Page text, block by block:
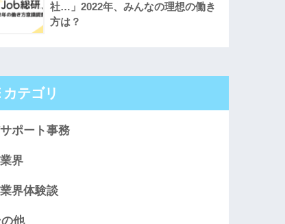
社…」2022年、みんなの理想の働き
方は？
カテゴリ
ポート事務
界
界体験談
他